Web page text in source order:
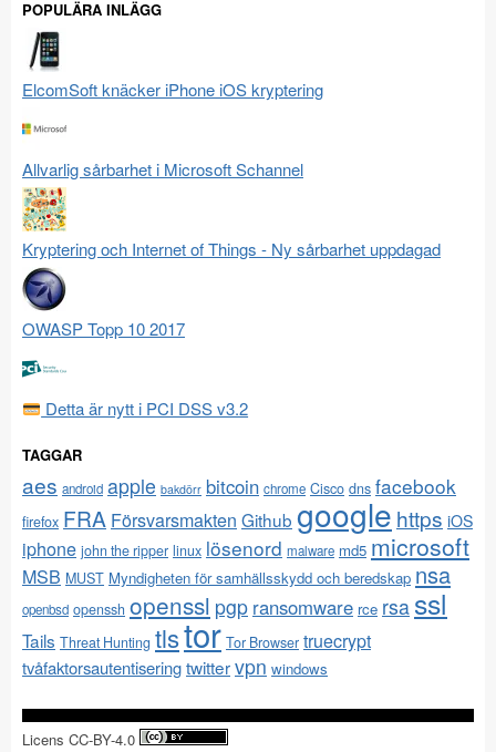
POPULÄRA INLÄGG
ElcomSoft knäcker iPhone iOS kryptering
Allvarlig sårbarhet i Microsoft Schannel
Kryptering och Internet of Things - Ny sårbarhet uppdagad
OWASP Topp 10 2017
Detta är nytt i PCI DSS v3.2
TAGGAR
aes android apple bakdörr bitcoin chrome Cisco dns facebook
firefox FRA Försvarsmakten Github google https iOS
iphone john the ripper linux lösenord malware md5 microsoft
MSB MUST Myndigheten för samhällsskydd och beredskap nsa
openbsd openssh openssl pgp ransomware rce rsa ssl
Tails Threat Hunting tlstor Tor Browser truecrypt
tvåfaktorsautentiseringtwittervpn windows
Licens CC-BY-4.0